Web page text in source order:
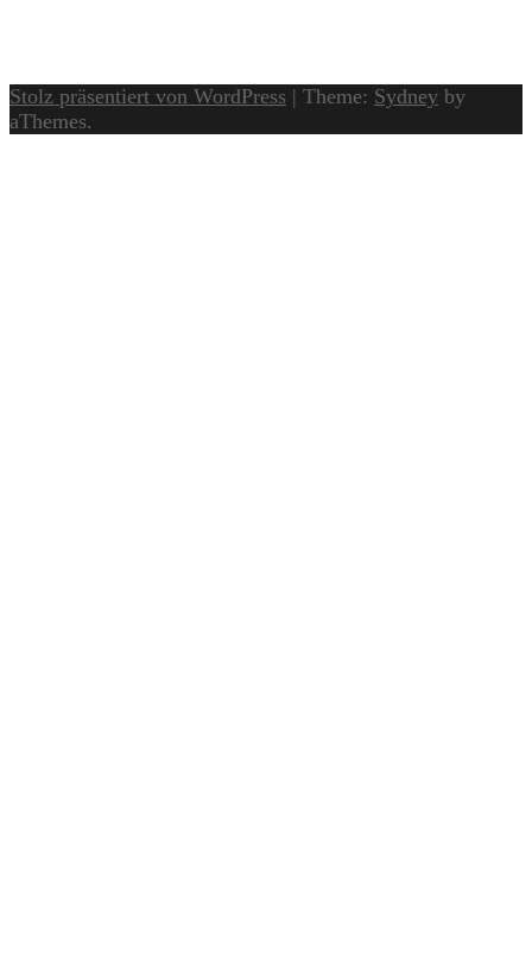
Stolz präsentiert von WordPress | Theme: Sydney by
aThemes.